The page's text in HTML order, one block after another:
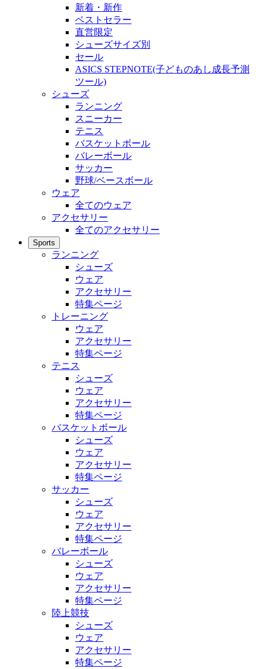
新着・新作
ベストセラー
直営限定
シューズサイズ別
セール
ASICS STEPNOTE(子どものあし成長予測
ツール)
シューズ
ランニング
スニーカー
テニス
バスケットボール
バレーボール
サッカー
野球/ベースボール
ウェア
全てのウェア
アクセサリー
全てのアクセサリー
Sports
ランニング
シューズ
ウェア
アクセサリー
特集ページ
トレーニング
ウェア
アクセサリー
特集ページ
テニス
シューズ
ウェア
アクセサリー
特集ページ
バスケットボール
シューズ
ウェア
アクセサリー
特集ページ
サッカー
シューズ
ウェア
アクセサリー
特集ページ
バレーボール
シューズ
ウェア
アクセサリー
特集ページ
陸上競技
シューズ
ウェア
アクセサリー
特集ページ